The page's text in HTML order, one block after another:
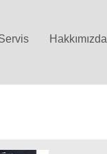
Hakkımızda